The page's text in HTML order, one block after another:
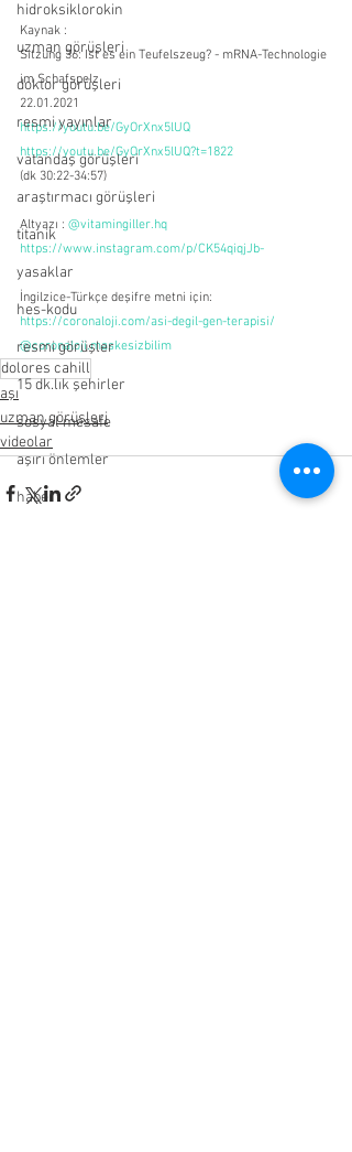
hidroksiklorokin
uzman görüşleri
doktor görüşleri
resmi yayınlar
vatandaş görüşleri
araştırmacı görüşleri
titanik
yasaklar
hes-kodu
resmi görüşler
15 dk.lık şehirler
sosyal mesafe
aşırı önlemler
haber
Kaynak :
Sitzung 36: Ist es ein Teufelszeug? - mRNA-Technologie
im Schafspelz
22.01.2021
https://youtu.be/GyOrXnx5lUQ
https://youtu.be/GyOrXnx5lUQ?t=1822
(dk 30:22-34:57)
Altyazı : @vitamingiller.hq
https://www.instagram.com/p/CK54qiqjJb-
İngilzice-Türkçe deşifre metni için:
https://coronaloji.com/asi-degil-gen-terapisi/
@coronaloji.maskesizbilim
dolores cahill
aşı
uzman görüşleri
videolar